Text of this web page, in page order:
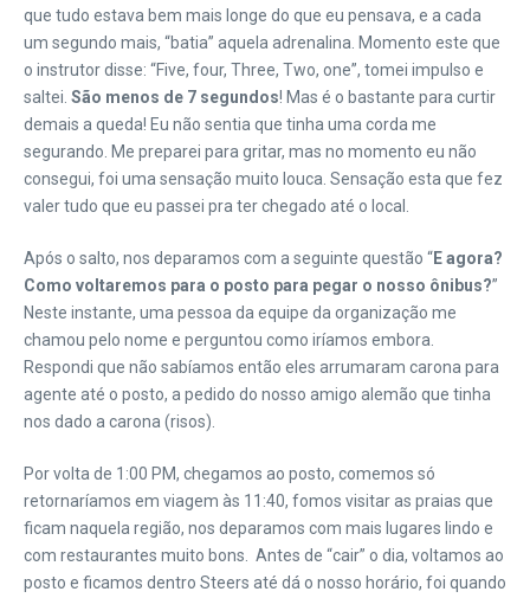
que tudo estava bem mais longe do que eu pensava, e a cada
um segundo mais, “batia” aquela adrenalina. Momento este que
o instrutor disse: “Five, four, Three, Two, one”, tomei impulso e
saltei. São menos de 7 segundos! Mas é o bastante para curtir
demais a queda! Eu não sentia que tinha uma corda me
segurando. Me preparei para gritar, mas no momento eu não
consegui, foi uma sensação muito louca. Sensação esta que fez
valer tudo que eu passei pra ter chegado até o local.
Após o salto, nos deparamos com a seguinte questão “E agora?
Como voltaremos para o posto para pegar o nosso ônibus?”
Neste instante, uma pessoa da equipe da organização me
chamou pelo nome e perguntou como iríamos embora.
Respondi que não sabíamos então eles arrumaram carona para
agente até o posto, a pedido do nosso amigo alemão que tinha
nos dado a carona (risos).
Por volta de 1:00 PM, chegamos ao posto, comemos só
retornaríamos em viagem às 11:40, fomos visitar as praias que
ficam naquela região, nos deparamos com mais lugares lindo e
com restaurantes muito bons. Antes de “cair” o dia, voltamos ao
posto e ficamos dentro Steers até dá o nosso horário, foi quando